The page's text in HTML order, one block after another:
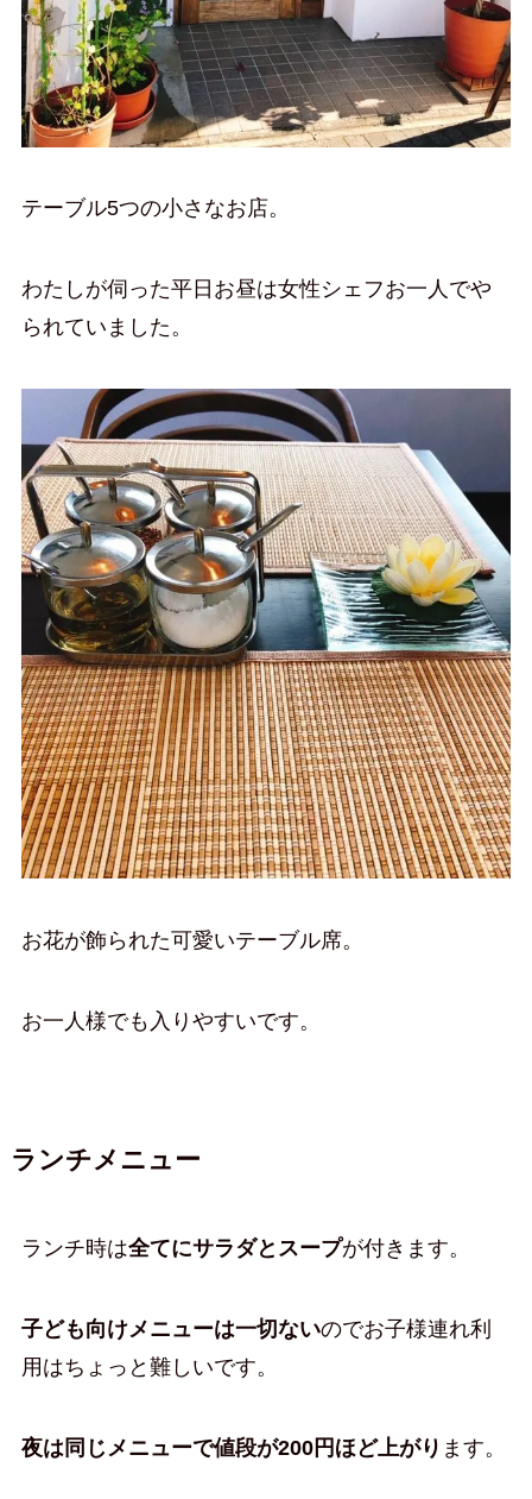
テーブル5つの小さなお店。
わたしが伺った平日お昼は女性シェフお一人でや
られていました。
お花が飾られた可愛いテーブル席。
お一人様でも入りやすいです。
ランチメニュー
ランチ時は全てにサラダとスープが付きます。
子ども向けメニューは一切ないのでお子様連れ利
用はちょっと難しいです。
夜は同じメニューで値段が200円ほど上がり ます。